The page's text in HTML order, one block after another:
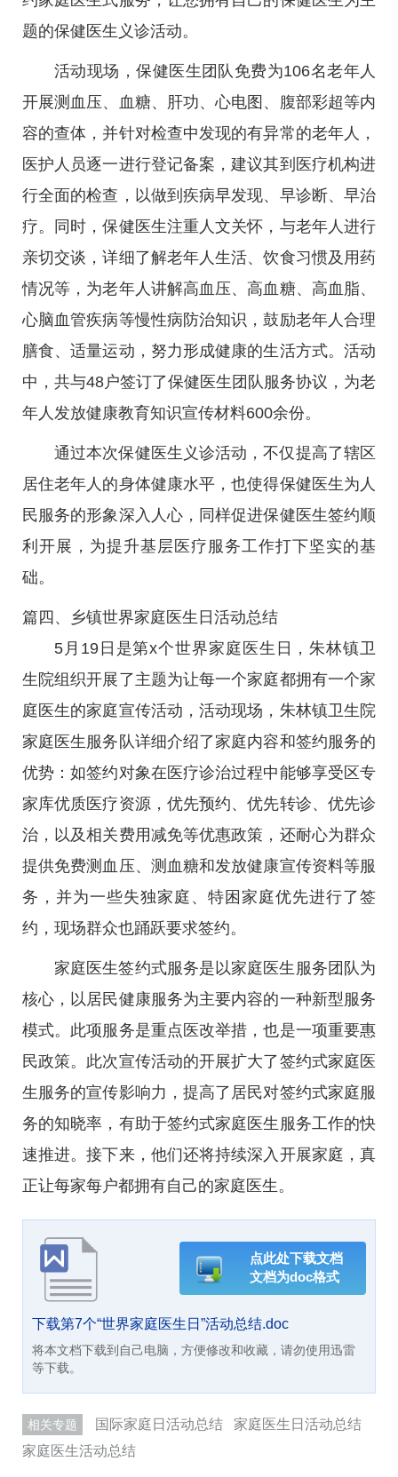
题的保健医生义诊活动。
活动现场，保健医生团队免费为106名老年人
开展测血压、血糖、肝功、心电图、腹部彩超等内
容的查体，并针对检查中发现的有异常的老年人，
医护人员逐一进行登记备案，建议其到医疗机构进
行全面的检查，以做到疾病早发现、早诊断、早治
疗。同时，保健医生注重人文关怀，与老年人进行
亲切交谈，详细了解老年人生活、饮食习惯及用药
情况等，为老年人讲解高血压、高血糖、高血脂、
心脑血管疾病等慢性病防治知识，鼓励老年人合理
膳食、适量运动，努力形成健康的生活方式。活动
中，共与48户签订了保健医生团队服务协议，为老
年人发放健康教育知识宣传材料600余份。
通过本次保健医生义诊活动，不仅提高了辖区
居住老年人的身体健康水平，也使得保健医生为人
民服务的形象深入人心，同样促进保健医生签约顺
利开展，为提升基层医疗服务工作打下坚实的基
础。
篇四、乡镇世界家庭医生日活动总结
5月19日是第x个世界家庭医生日，朱林镇卫
生院组织开展了主题为让每一个家庭都拥有一个家
庭医生的家庭宣传活动，活动现场，朱林镇卫生院
家庭医生服务队详细介绍了家庭内容和签约服务的
优势：如签约对象在医疗诊治过程中能够享受区专
家库优质医疗资源，优先预约、优先转诊、优先诊
治，以及相关费用减免等优惠政策，还耐心为群众
提供免费测血压、测血糖和发放健康宣传资料等服
务，并为一些失独家庭、特困家庭优先进行了签
约，现场群众也踊跃要求签约。
家庭医生签约式服务是以家庭医生服务团队为
核心，以居民健康服务为主要内容的一种新型服务
模式。此项服务是重点医改举措，也是一项重要惠
民政策。此次宣传活动的开展扩大了签约式家庭医
生服务的宣传影响力，提高了居民对签约式家庭服
务的知晓率，有助于签约式家庭医生服务工作的快
速推进。接下来，他们还将持续深入开展家庭，真
正让每家每户都拥有自己的家庭医生。
下载第7个“世界家庭医生日”活动总结.doc
将本文档下载到自己电脑，方便修改和收藏，请勿使用迅雷
等下载。
点此处下载文档
文档为doc格式
相关专题 国际家庭日活动总结
家庭医生日活动总结
家庭医生活动总结